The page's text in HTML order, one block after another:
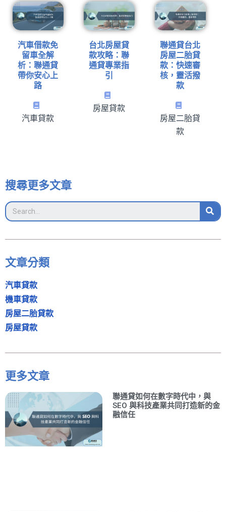
汽車借款免
留車全解
析：聯通貸
帶你安心上
路
汽車貸款
台北房屋貸
款攻略：聯
通貸專業指
引
房屋貸款
聯通貸台北
房屋二胎貸
款：快速審
核，靈活撥
款
房屋二胎貸
款
搜尋更多文章
文章分類
汽車貸款
機車貸款
房屋二胎貸款
房屋貸款
更多文章
聯通貸如何在數字時代中，與
SEO 與科技產業共同打造新的金
融信任